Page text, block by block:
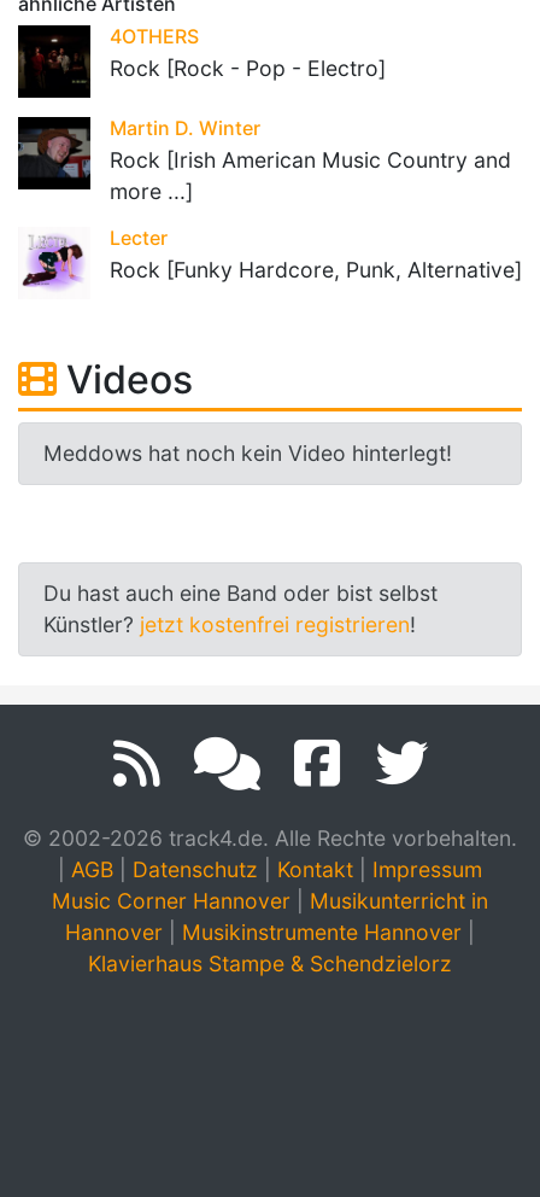
4OTHERS
Rock [Rock - Pop - Electro]
Martin D. Winter
Rock [Irish American Music Country and
more ...]
Lecter
Rock [Funky Hardcore, Punk, Alternative]
Videos
Meddows hat noch kein Video hinterlegt!
Du hast auch eine Band oder bist selbst
Künstler? jetzt kostenfrei registrieren!
© 2002-2026 track4.de. Alle Rechte vorbehalten.
AGB Datenschutz Kontakt
Impressum
Music Corner Hannover
Musikunterricht in
Hannover
Musikinstrumente Hannover
Klavierhaus Stampe & Schendzielorz